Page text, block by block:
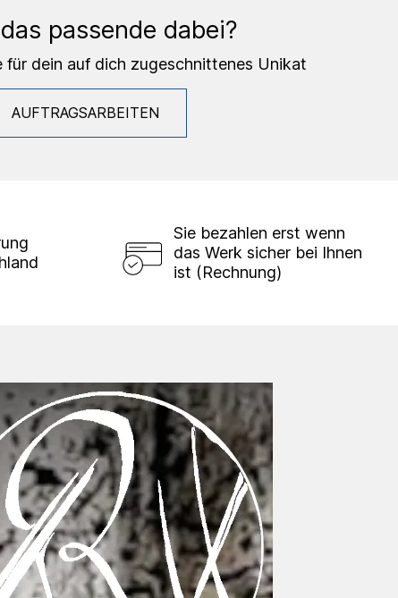
passende dabei?
für dein auf dich zugeschnittenes Unikat
AUFTRAGSARBEITEN
Sie bezahlen erst wenn
das Werk sicher bei Ihnen
ist (Rechnung)